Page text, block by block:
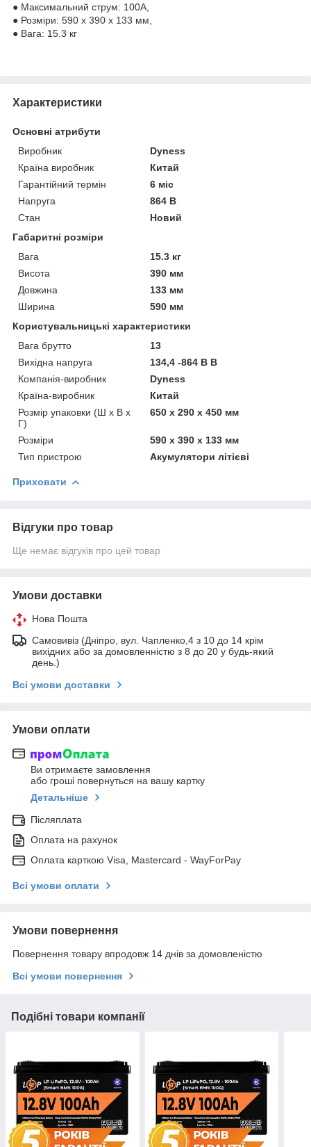
● Максимальний струм: 100А,
● Розміри: 590 х 390 х 133 мм,
● Вага: 15.3 кг
Характеристики
Основні атрибути
Виробник
Dyness
Країна виробник
Китай
Гарантійний термін
6 міс
Напруга
864 В
Стан
Новий
Габаритні розміри
Вага
15.3 кг
Висота
390 мм
Довжина
133 мм
Ширина
590 мм
Користувальницькі характеристики
Вага брутто
13
Вихідна напруга
134,4 -864 В В
Компанія-виробник
Dyness
Країна-виробник
Китай
Розмір упаковки (Ш х В х
Г)
650 x 290 x 450 мм
Розміри
590 х 390 х 133 мм
Тип пристрою
Акумулятори літієві
Приховати
Відгуки про товар
Ще немає відгуків про цей товар
Умови доставки
Нова Пошта
Самовивіз (Дніпро, вул. Чапленко,4 з 10 до 14 крім
вихідних або за домовленністю з 8 до 20 у будь-який
день.)
Всі умови доставки
Умови оплати
Ви отримаєте замовлення
або гроші повернуться на вашу картку
Детальніше
Післяплата
Оплата на рахунок
Оплата карткою Visa, Mastercard - WayForPay
Всі умови оплати
Умови повернення
Повернення товару впродовж 14 днів за домовленістю
Всі умови повернення
Подібні товари компанії